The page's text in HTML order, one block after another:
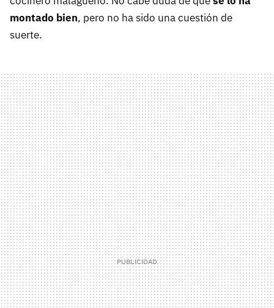
montado bien, pero no ha sido una cuestión de
suerte.